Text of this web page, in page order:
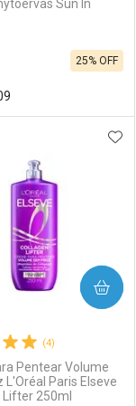
sem Desconto
29,99/cada
sem Desconto
cada
Sun In
25% OFF
FAVORITOS
(4)
Pentear Volume
L'Oréal Paris Elseve
250ml
COMPRAR